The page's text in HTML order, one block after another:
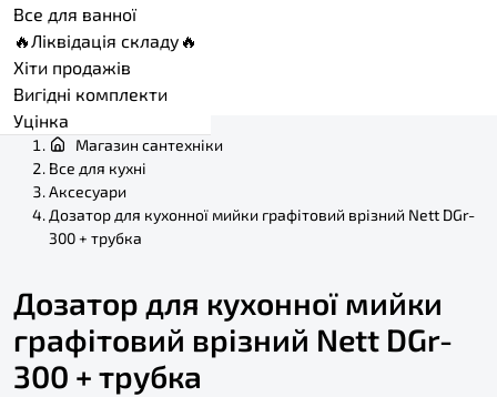
Все для ванної
🔥Ліквідація складу🔥
Хіти продажів
Вигідні комплекти
Уцінка
Магазин сантехніки
Все для кухні
Аксесуари
Дозатор для кухонної мийки графітовий врізний Nett DGr-
300 + трубка
Дозатор для кухонної мийки
графітовий врізний Nett DGr-
300 + трубка